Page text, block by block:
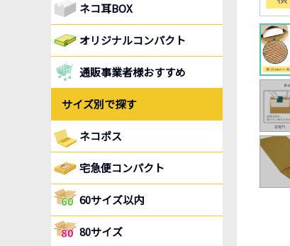
ネコ耳BOX
オリジナルコンパクト
通販事業者様おすすめ
サイズ別で探す
ネコポス
宅急便コンパクト
60サイズ以内
80サイズ